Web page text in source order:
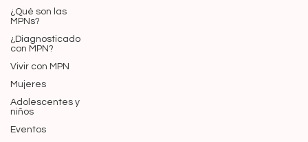
¿Qué son las
MPNs?
¿Diagnosticado
con MPN?
Vivir con MPN
Mujeres
Adolescentes y
niños
Eventos